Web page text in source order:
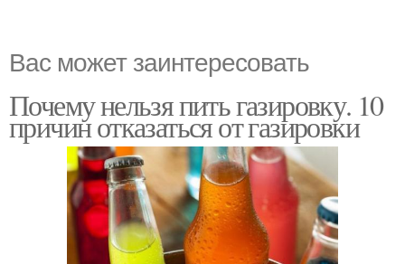
Вас может заинтересовать
Почему нельзя пить газировку. 10
причин отказаться от газировки